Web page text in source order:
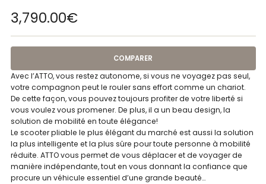
3,790.00€
Avec l’ATTO, vous restez autonome, si vous ne voyagez pas seul,
votre compagnon peut le rouler sans effort comme un chariot.
De cette façon, vous pouvez toujours profiter de votre liberté si
vous voulez vous promener. De plus, il a un beau design, la
solution de mobilité en toute élégance!
Le scooter pliable le plus élégant du marché est aussi la solution
la plus intelligente et la plus sûre pour toute personne à mobilité
réduite. ATTO vous permet de vous déplacer et de voyager de
manière indépendante, tout en vous donnant la confiance que
procure un véhicule essentiel d’une grande beauté…
COMPARER